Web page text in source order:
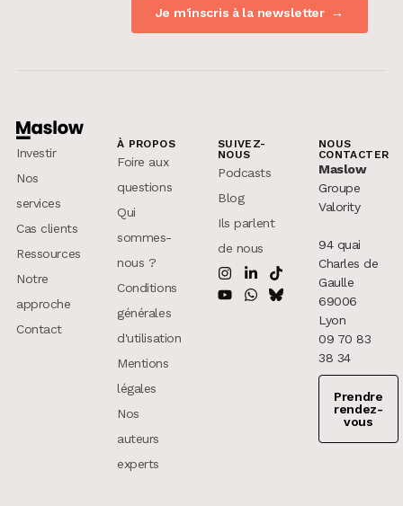
Investir
Nos
services
Cas clients
Ressources
Notre
approche
Contact
À PROPOS
Foire aux
questions
Qui
sommes-
nous ?
Conditions
générales
d'utilisation
Mentions
légales
Nos
auteurs
experts
SUIVEZ-
NOUS
Podcasts
Blog
Ils parlent
de nous
NOUS
CONTACTER
Maslow
Groupe
Valority
94 quai
Charles de
Gaulle
69006
Lyon
09 70 83
38 34
Prendre
rendez-
vous